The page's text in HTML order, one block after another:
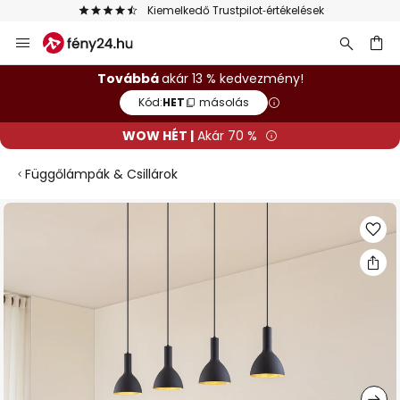
Kiemelkedő Trustpilot‑értékelések
Ugrás
a
tartalomhozTovábbáakár 13 % kedvezmény!
Kód:HET másolás
WOW HÉT | Akár 70 %
Függőlámpák & Csillárok
Ugrás